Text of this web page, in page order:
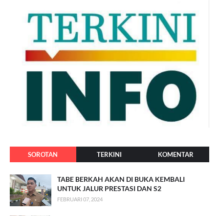
SOROTAN TERKINI KOMENTAR
TABE BERKAH AKAN DI BUKA KEMBALI
UNTUK JALUR PRESTASI DAN S2
FEBRUARI 07, 2024